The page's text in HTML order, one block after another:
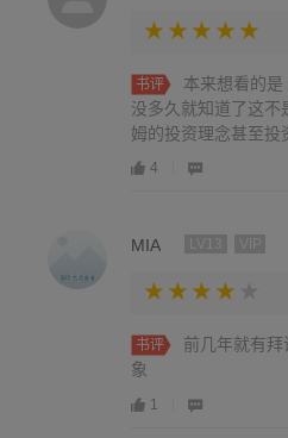
书评
本来想看的
没多久就知道了这
姆的投资理念甚至
质版《聪明的投资
4
MIA
书评
前几年就有
象
1